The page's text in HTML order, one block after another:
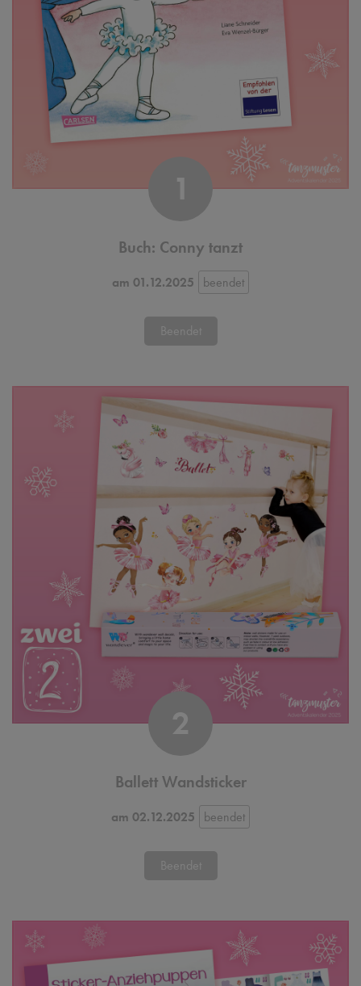
2
Ballett Wandsticker
am 02.12.2025
Beendet
1
Buch: Conny tanzt
am 01.12.2025
Beendet